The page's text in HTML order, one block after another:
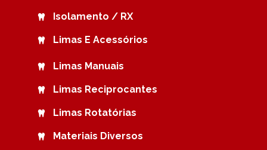
Isolamento / RX
Limas E Acessórios
Limas Manuais
Limas Reciprocantes
Limas Rotatórias
Materiais Diversos